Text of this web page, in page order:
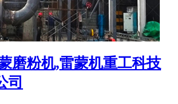
磨粉机,雷蒙机重工科技
司